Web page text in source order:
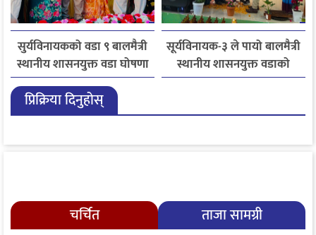
सुर्यविनायकको वडा ९ बालमैत्री
स्थानीय शासनयुक्त वडा घोषणा
सूर्यविनायक-३ ले पायो बालमैत्री
स्थानीय शासनयुक्त वडाको
मान्यता
प्रिक्रिया दिनुहोस्
चर्चित ताजा सामग्री